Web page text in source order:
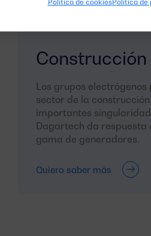
Política de cookiesPolítica de
Construcción
Los grupos electrógenos
sector de la
importantes
Dagartech da respuesta
gama de generadores.
Quiero saber más